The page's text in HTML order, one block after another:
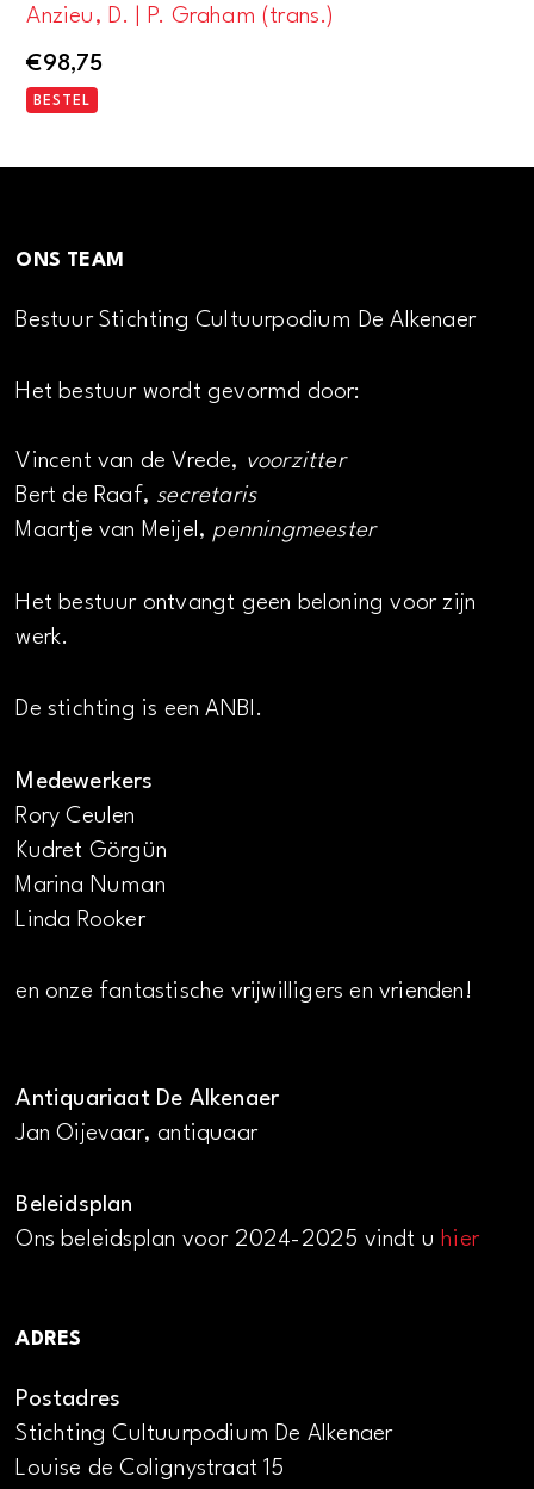
Anzieu, D. | P. Graham (trans.)
€98,75
BESTEL
ONS TEAM
Bestuur Stichting Cultuurpodium De Alkenaer
Het bestuur wordt gevormd door:
Vincent van de Vrede, voorzitter
Bert de Raaf, secretaris
Maartje van Meijel, penningmeester
Het bestuur ontvangt geen beloning voor zijn
werk.
De stichting is een ANBI.
Medewerkers
Rory Ceulen
Kudret Görgün
Marina Numan
Linda Rooker
en onze fantastische vrijwilligers en vrienden!
Antiquariaat De Alkenaer
Jan Oijevaar, antiquaar
Beleidsplan
Ons beleidsplan voor 2024-2025 vindt uhier
ADRES
Postadres
Stichting Cultuurpodium De Alkenaer
Louise de Colignystraat 15